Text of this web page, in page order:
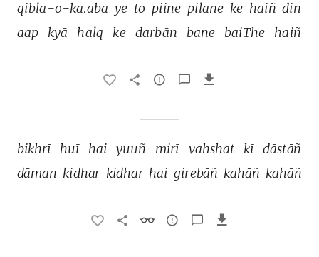
qibla-o-ka.aba ye to piine pilāne ke haiñ din
aap
kyā halq ke darbān bane baiThe haiñ
bikhrī huī hai yuuñ mirī vahshat kī dāstāñ
dāman kidhar kidhar hai girebāñ kahāñ kahāñ